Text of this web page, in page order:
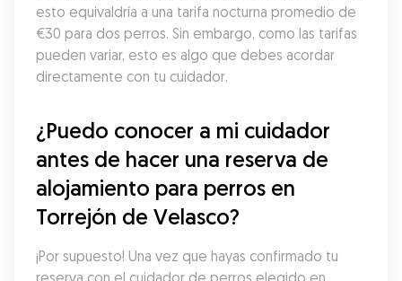
esto equivaldría a una tarifa nocturna promedio de
€30 para dos perros. Sin embargo, como las tarifas
pueden variar, esto es algo que debes acordar
directamente con tu cuidador.
¿Puedo conocer a mi cuidador
antes de hacer una reserva de
alojamiento para perros en
Torrejón de Velasco?
¡Por supuesto! Una vez que hayas confirmado tu
reserva con el cuidador de perros elegido en